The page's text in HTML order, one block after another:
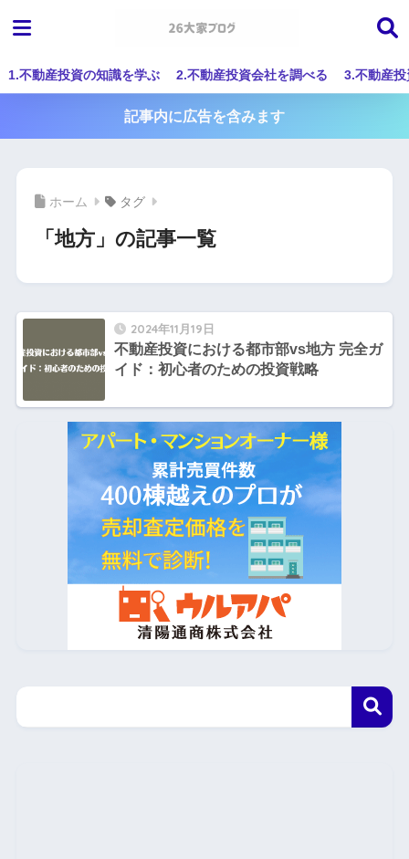
1.不動産投資の知識を学ぶ 2.不動産投資会社を調べる 3.不動産
記事内に広告を含みます
ホーム タグ
「地方」の記事一覧
2024年11月19日
不動産投資における都市部vs地方 完全ガ
イド：初心者のための投資戦略